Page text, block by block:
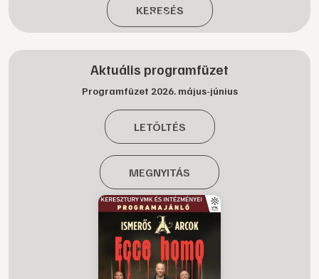
KERESÉS
Aktuális programfüzet
Programfüzet 2026. május-június
LETÖLTÉS
MEGNYITÁS